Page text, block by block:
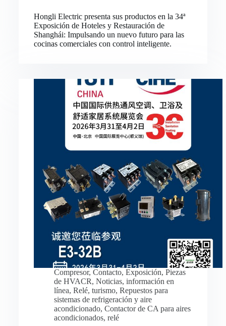
Hongli Electric presenta sus productos en la 34ª
Exposición de Hoteles y Restauración de
Shanghái: Impulsando un nuevo futuro para las
cocinas comerciales con control inteligente.
Compresor, Contacto, Exposición, Piezas
de HVACR, Noticias, información en
línea, Relé, turismo, Repuestos para
sistemas de refrigeración y aire
acondicionado, Contactor de CA para aires
acondicionados, relé